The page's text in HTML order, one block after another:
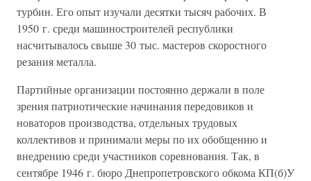
турбин. Его опыт изучали десятки тысяч рабочих. В
1950 г. среди машиностроителей республики
насчитывалось свыше 30 тыс. мастеров скоростного
резания металла.
Партийные организации постоянно держали в поле
зрения патриотические начинания передовиков и
новаторов производства, отдельных трудовых
коллективов и принимали меры по их обобщению и
внедрению среди участников соревнования. Так, в
сентябре 1946 г. бюро Днепропетровского обкома КП(б)У